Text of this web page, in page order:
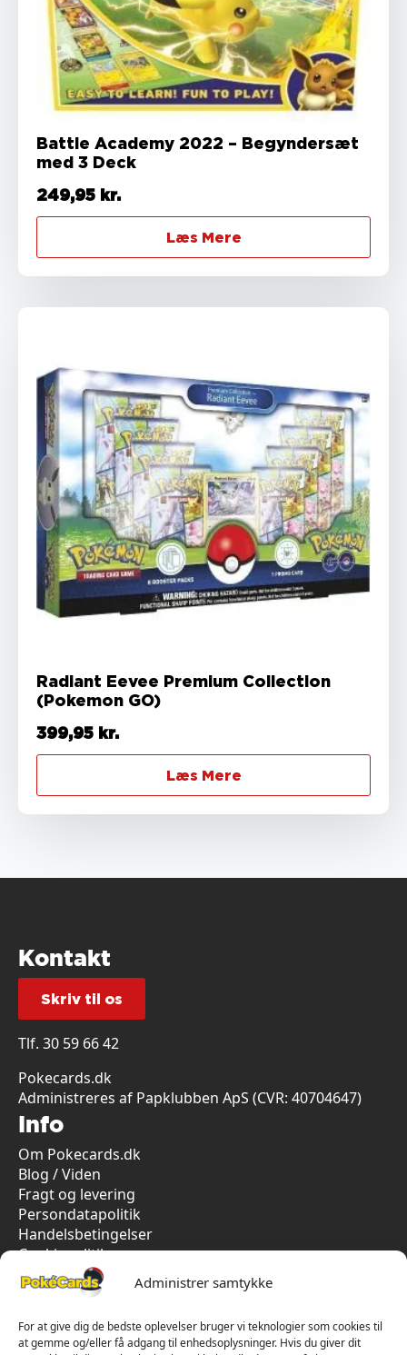
Administrer samtykke
For at give dig de bedste oplevelser bruger vi teknologier som cookies til
at gemme og/eller få adgang til enhedsoplysninger. Hvis du giver dit
Battle Academy 2022 – Begyndersæt
med 3 Deck
249,95 kr.
Læs Mere
Radiant Eevee Premium Collection
(Pokemon GO)
399,95 kr.
Læs Mere
Kontakt
Skriv til os
Tlf. 30 59 66 42
Pokecards.dk
Administreres af Papklubben ApS (CVR: 40704647)
Info
Om Pokecards.dk
Blog / Viden
Fragt og levering
Persondatapolitik
Handelsbetingelser
Cookiepolitik
Vi har kun 5-stjernet anmeldelser på Trustpilot